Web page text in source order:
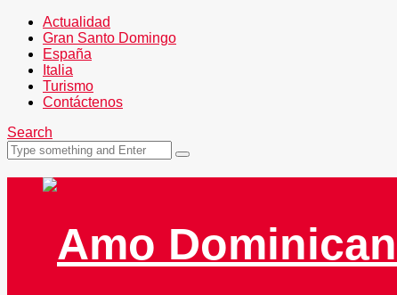
Actualidad
Gran Santo Domingo
España
Italia
Turismo
Contáctenos
Search